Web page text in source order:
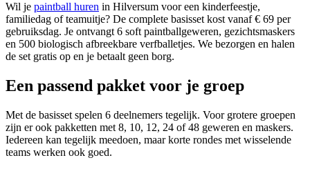
Wil je paintball huren in Hilversum voor een kinderfeestje,
familiedag of teamuitje? De complete basisset kost vanaf € 69 per
gebruiksdag. Je ontvangt 6 soft paintballgeweren, gezichtsmaskers
en 500 biologisch afbreekbare verfballetjes. We bezorgen en halen
de set gratis op en je betaalt geen borg.
Een passend pakket voor je groep
Met de basisset spelen 6 deelnemers tegelijk. Voor grotere groepen
zijn er ook pakketten met 8, 10, 12, 24 of 48 geweren en maskers.
Iedereen kan tegelijk meedoen, maar korte rondes met wisselende
teams werken ook goed.